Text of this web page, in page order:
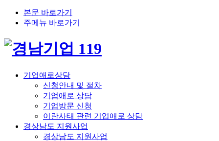
본문 바로가기
주메뉴 바로가기
기업애로상담
신청안내 및 절차
기업애로 상담
기업방문 신청
이란사태 관련 기업애로 상담
경상남도 지원사업
경상남도 지원사업